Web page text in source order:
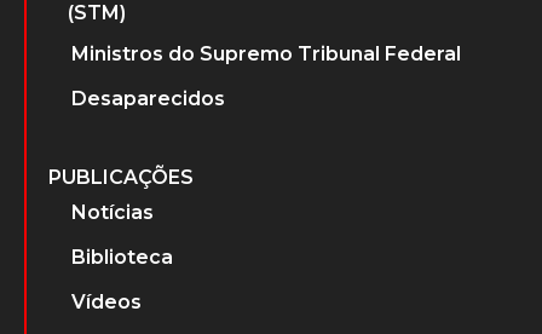
(STM)
Ministros do Supremo Tribunal Federal
Desaparecidos
PUBLICAÇÕES
Notícias
Biblioteca
Vídeos